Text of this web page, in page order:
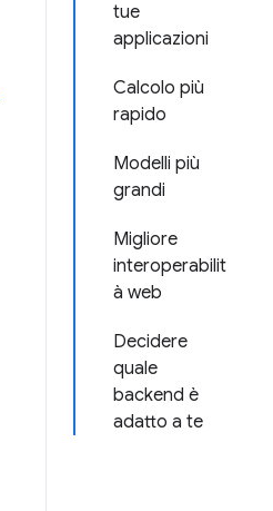
tue
applicazioni
Calcolo più
rapido
Modelli più
grandi
Migliore
interoperabilit
à web
Decidere
quale
backend è
adatto a te